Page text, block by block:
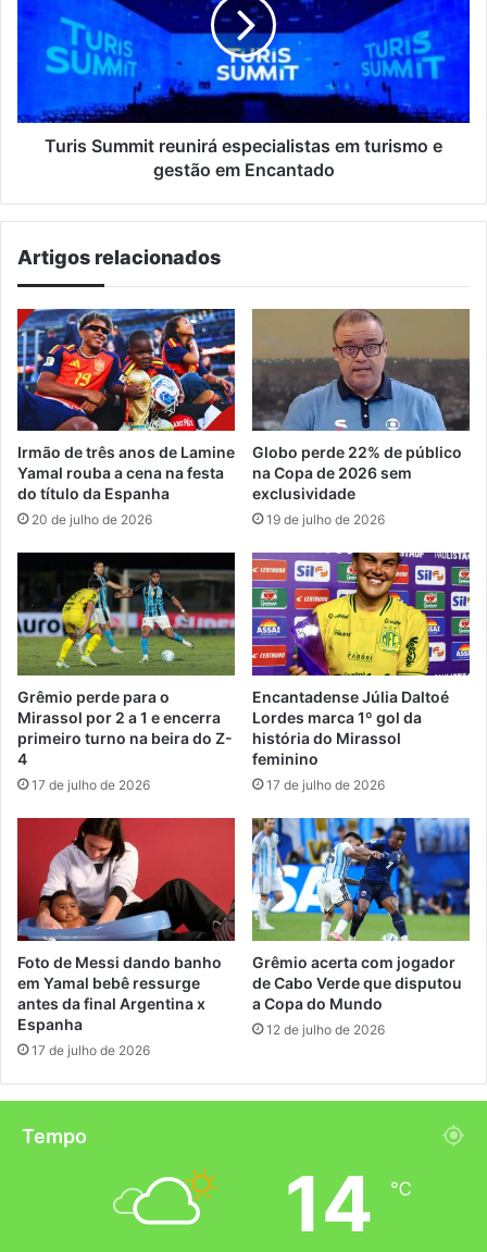
especialistas
turismo
em
Encantado
Turis Summit reunirá especialistas em turismo e
gestão em Encantado
Artigos relacionados
Irmão de três anos de Lamine
Yamal rouba a cena na festa
do título da Espanha
20 de julho de 2026
Globo perde 22% de público
na Copa de 2026 sem
exclusividade
19 de julho de 2026
Grêmio perde para o
Mirassol por 2 a 1 e encerra
primeiro turno na beira do Z-
4
17 de julho de 2026
Encantadense Júlia Daltoé
Lordes marca 1º gol da
história do Mirassol
feminino
17 de julho de 2026
Foto de Messi dando banho
em Yamal bebê ressurge
antes da final Argentina x
Espanha
17 de julho de 2026
Grêmio acerta com jogador
de Cabo Verde que disputou
a Copa do Mundo
12 de julho de 2026
Tempo
14 ℃